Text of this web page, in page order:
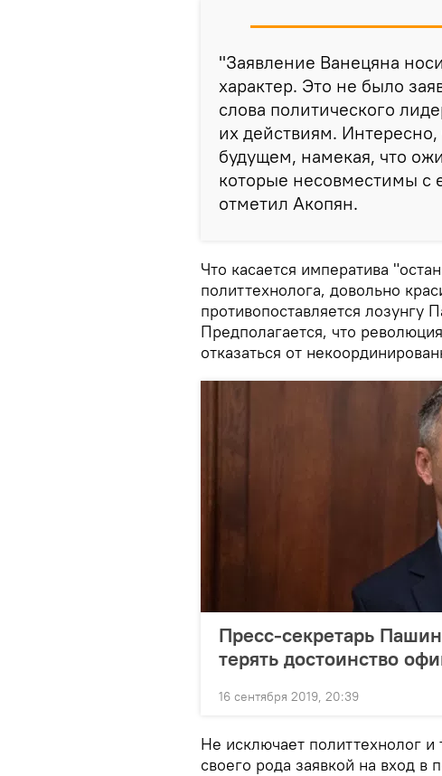
"Заявление Ванецяна
характер. Это не было
слова политического
их действиям. Интересно,
будущем, намекая, что
которые несовместимы с
отметил Акопян.
Что касается императива
политтехнолога, довольно
противопоставляется
Предполагается, что
отказаться от
Пресс-секретарь
терять достоинство
16 сентября 2019, 20:39
Не исключает политтехнолог
своего рода заявкой на вход в